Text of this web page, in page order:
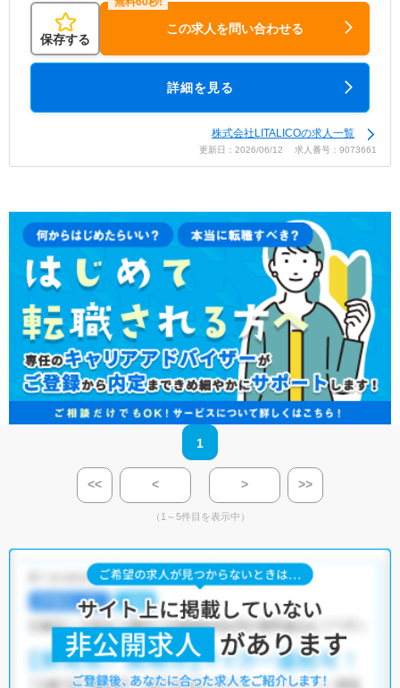
保存する
この求人を問い合わせる
詳細を見る
株式会社LITALICOの求人一覧
更新日：2026/06/12 求人番号：9073661
1
<< < > >>
（1～5件目を表示中）